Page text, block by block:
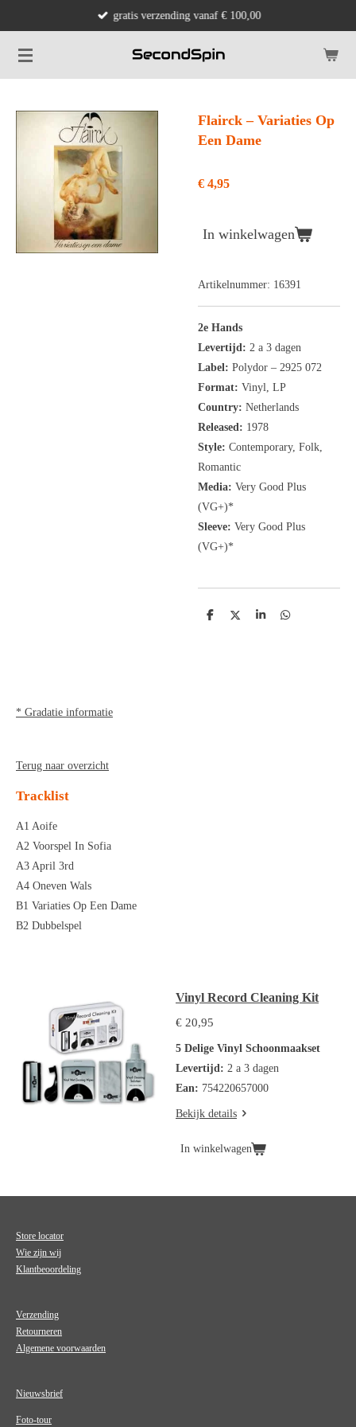
naar
de
gratis verzending vanaf € 100,00
Flairck ‎– Variaties Op
Een Dame
€ 4,95
In winkelwagen
Artikelnummer: 16391
2e Hands
Levertijd: 2 a 3 dagen
Label: Polydor ‎– 2925 072
Format: Vinyl, LP
Country: Netherlands
Released: 1978
Style: Contemporary, Folk,
Romantic
Media: Very Good Plus
(VG+)*
Sleeve: Very Good Plus
(VG+)*
D
D
S
D
* Gradatie informatie
Terug naar overzicht
Tracklist
A1 Aoife
A2 Voorspel In Sofia
A3 April 3rd
A4 Oneven Wals
B1 Variaties Op Een Dame
B2 Dubbelspel
Vinyl Record Cleaning Kit
€ 20,95
5 Delige Vinyl Schoonmaakset
Levertijd: 2 a 3 dagen
Ean: 754220657000
Bekijk details
In winkelwagen
Store locator
Wie zijn wij
Klantbeoordeling
Verzending
Retourneren
Algemene voorwaarden
Nieuwsbrief
Foto-tour